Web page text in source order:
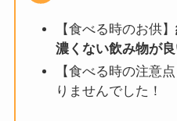
【食べる時のお供】
濃くない飲み物が良
【食べる時の注意
りませんでした！